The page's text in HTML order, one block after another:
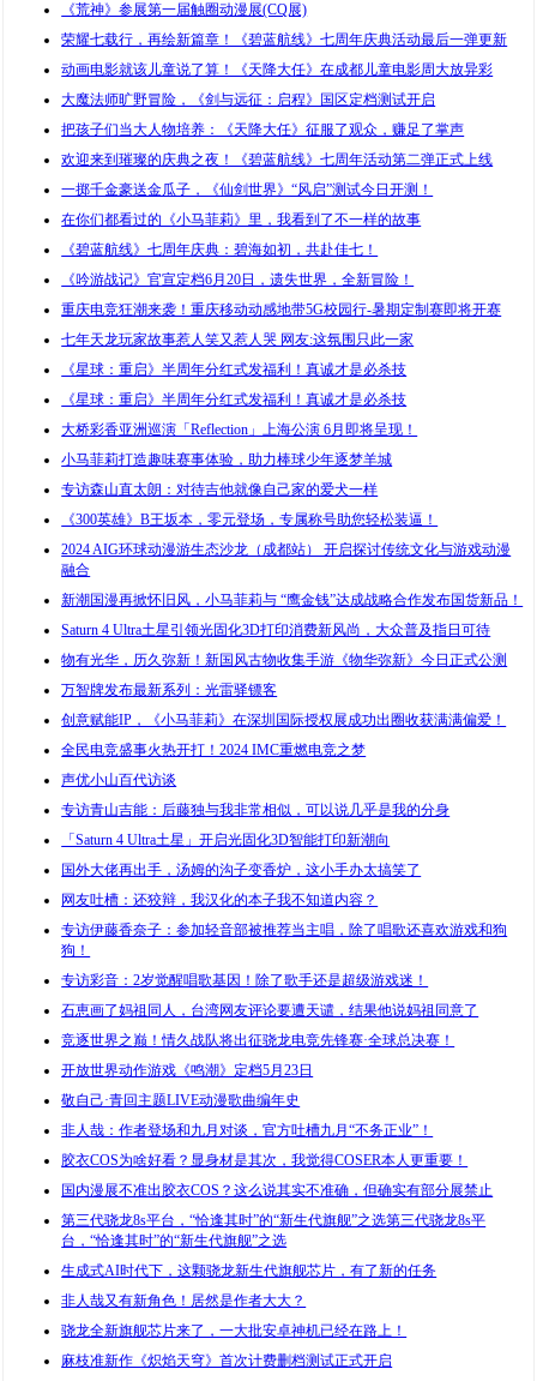
《荒神》参展第一届触圈动漫展(CQ展)
荣耀七载行，再绘新篇章！《碧蓝航线》七周年庆典活动最后一弹更新
动画电影就该儿童说了算！《天降大任》在成都儿童电影周大放异彩
大魔法师旷野冒险，《剑与远征：启程》国区定档测试开启
把孩子们当大人物培养：《天降大任》征服了观众，赚足了掌声
欢迎来到璀璨的庆典之夜！《碧蓝航线》七周年活动第二弹正式上线
一掷千金豪送金瓜子，《仙剑世界》“风启”测试今日开测！
在你们都看过的《小马菲莉》里，我看到了不一样的故事
《碧蓝航线》七周年庆典：碧海如初，共赴佳七！
《吟游战记》官宣定档6月20日，遗失世界，全新冒险！
重庆电竞狂潮来袭！重庆移动动感地带5G校园行-暑期定制赛即将开赛
七年天龙玩家故事惹人笑又惹人哭 网友:这氛围只此一家
《星球：重启》半周年分红式发福利！真诚才是必杀技
《星球：重启》半周年分红式发福利！真诚才是必杀技
大桥彩香亚洲巡演「Reflection」上海公演 6月即将呈现！
小马菲莉打造趣味赛事体验，助力棒球少年逐梦羊城
专访森山直太朗：对待吉他就像自己家的爱犬一样
《300英雄》B王坂本，零元登场，专属称号助您轻松装逼！
2024 AIG环球动漫游生态沙龙（成都站） 开启探讨传统文化与游戏动漫
融合
新潮国漫再掀怀旧风，小马菲莉与 “鹰金钱”达成战略合作发布国货新品！
Saturn 4 Ultra土星引领光固化3D打印消费新风尚，大众普及指日可待
物有光华，历久弥新！新国风古物收集手游《物华弥新》今日正式公测
万智牌发布最新系列：光雷驿镖客
创意赋能IP，《小马菲莉》在深圳国际授权展成功出圈收获满满偏爱！
全民电竞盛事火热开打！2024 IMC重燃电竞之梦
声优小山百代访谈
专访青山吉能：后藤独与我非常相似，可以说几乎是我的分身
「Saturn 4 Ultra土星」开启光固化3D智能打印新潮向
国外大佬再出手，汤姆的沟子变香炉，这小手办太搞笑了
网友吐槽：还狡辩，我汉化的本子我不知道内容？
专访伊藤香奈子：参加轻音部被推荐当主唱，除了唱歌还喜欢游戏和狗
狗！
专访彩音：2岁觉醒唱歌基因！除了歌手还是超级游戏迷！
石恵画了妈祖同人，台湾网友评论要遭天谴，结果他说妈祖同意了
竞逐世界之巅！情久战队将出征骁龙电竞先锋赛·全球总决赛！
开放世界动作游戏《鸣潮》定档5月23日
敬自己·青回主题LIVE动漫歌曲编年史
非人哉：作者登场和九月对谈，官方吐槽九月“不务正业”！
胶衣COS为啥好看？显身材是其次，我觉得COSER本人更重要！
国内漫展不准出胶衣COS？这么说其实不准确，但确实有部分展禁止
第三代骁龙8s平台，“恰逢其时”的“新生代旗舰”之选第三代骁龙8s平
台，“恰逢其时”的“新生代旗舰”之选
生成式AI时代下，这颗骁龙新生代旗舰芯片，有了新的任务
非人哉又有新角色！居然是作者大大？
骁龙全新旗舰芯片来了，一大批安卓神机已经在路上！
麻枝准新作《炽焰天穹》首次计费删档测试正式开启